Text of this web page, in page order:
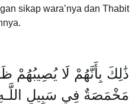
sikap wara’nya dan Thabit
ذَٰلِكَ بِأَنَّهُمْ لَا يُصِيبُهُمْ
مَخْمَصَةٌ فِي سَبِيلِ